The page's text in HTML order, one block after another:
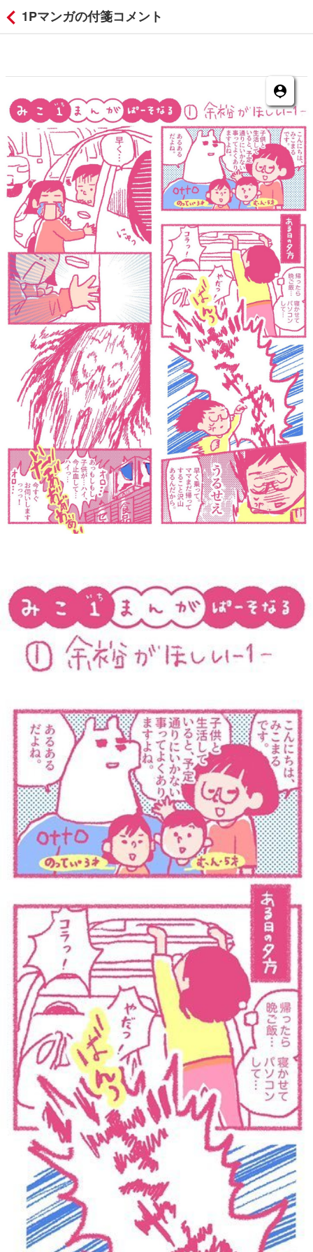
1Pマンガの付箋コメント